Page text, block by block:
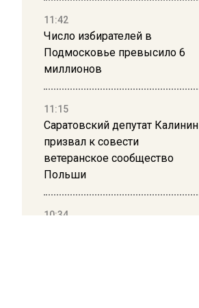
11:42
Число избирателей в
Подмосковье превысило 6
миллионов
11:15
Саратовский депутат Калинин
призвал к совести
ветеранское сообщество
Польши
10:34